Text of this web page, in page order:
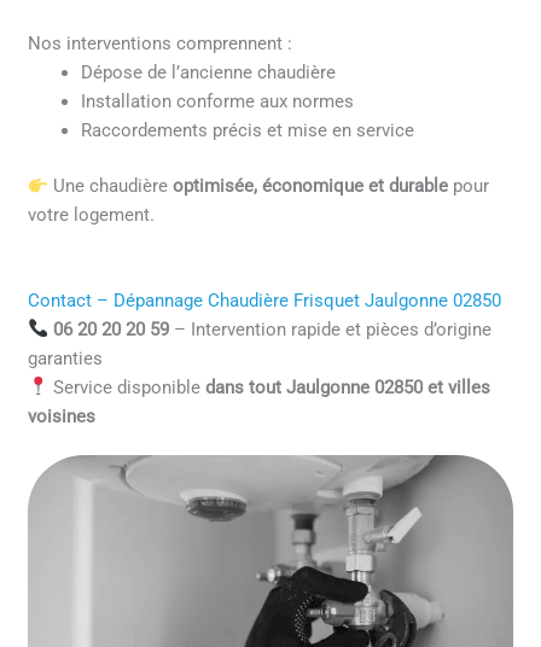
Nos interventions comprennent :
Dépose de l’ancienne chaudière
Installation conforme aux normes
Raccordements précis et mise en service
Une chaudière optimisée, économique et durablepour
votre logement.
Contact – Dépannage Chaudière Frisquet Jaulgonne 02850
06 20 20 20 59– Intervention rapide et pièces d’origine
garanties
Service disponible dans tout Jaulgonne 02850 et villes
voisines